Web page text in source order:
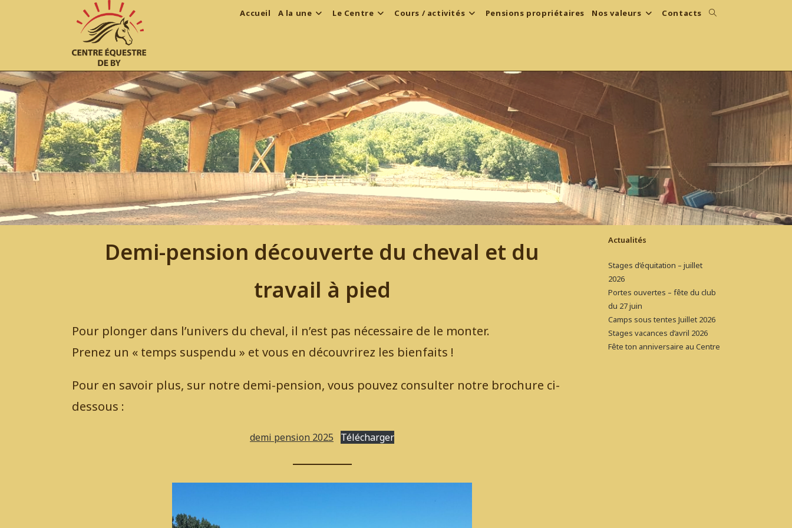
Accueil A la une Le Centre Cours / activités Pensions propriétaires Nos valeurs Contacts Toggle
Demi-pension découverte du cheval et du
travail à pied
Pour plonger dans l’univers du cheval, il n’est pas nécessaire de le monter.
Prenez un « temps suspendu » et vous en découvrirez les bienfaits !
Pour en savoir plus, sur notre demi-pension, vous pouvez consulter notre brochure ci-
dessous :
demi pension 2025 Télécharger
Actualités
Stages d’équitation – juillet
2026
Portes ouvertes – fête du club
du 27 juin
Camps sous tentes Juillet 2026
Stages vacances d’avril 2026
Fête ton anniversaire au Centre